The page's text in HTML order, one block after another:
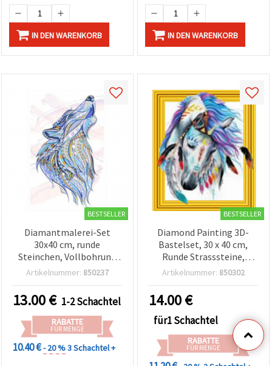
IN DEN WARENKORB IN DEN WARENKORB
BESTSELLER
Diamantmalerei-Set
30x40 cm, runde
Steinchen, Vollbohrung
mit Rahmen – Kleiner
Artikelnummer: 850237
13.00€ 1-2 Schachtel
RABATTE
FÜR MENGE
10.40 €- 20 %3 Schachtel +
BESTSELLER
Diamond Painting 3D-
Bastelset, 30 x 40 cm,
Runde Strasssteine,
Vollbohrung mit Rahmen
Artikelnummer: 850302
14.00€
für1 Schachtel
RABATTE
FÜR MENGE